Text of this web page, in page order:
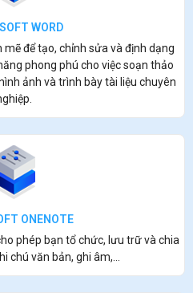
WORD
để tạo, chỉnh sửa và định dạng
phong phú cho việc soạn thảo
ảnh và trình bày tài liệu chuyên
ONENOTE
phép bạn tổ chức, lưu trữ và chia
chú văn bản, ghi âm,...